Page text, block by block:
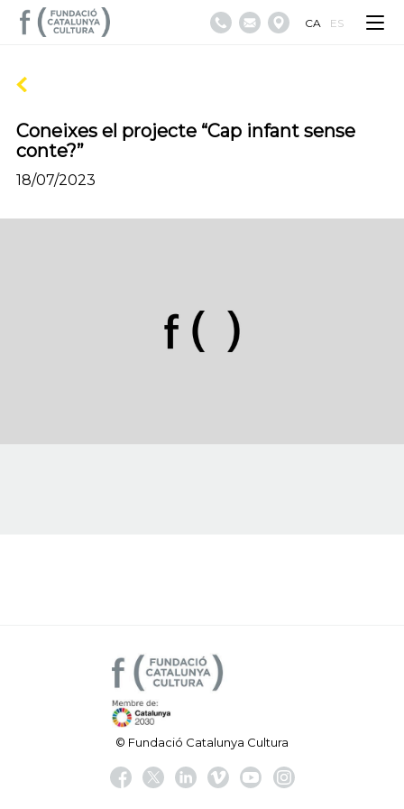
CA ES
Coneixes el projecte “Cap infant sense
conte?”
18/07/2023
© Fundació Catalunya Cultura